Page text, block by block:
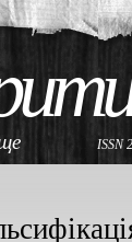
краще ISSN